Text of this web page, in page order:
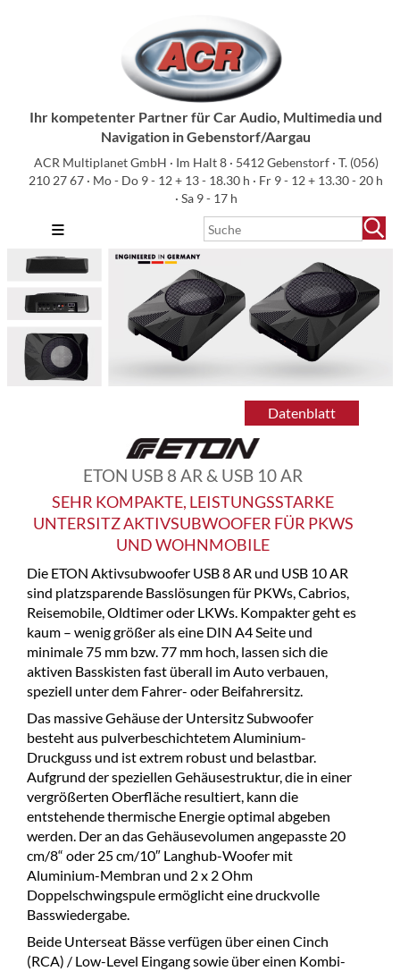
Ihr kompetenter Partner für Car Audio, Multimedia und
Navigation in Gebenstorf/Aargau
ACR Multiplanet GmbH · Im Halt 8 · 5412 Gebenstorf · T. (056)
210 27 67 · Mo - Do 9 - 12 + 13 - 18.30 h · Fr 9 - 12 + 13.30 - 20 h
· Sa 9 - 17 h
≡
ETON USB 8 AR & USB 10 AR
Datenblatt
SEHR KOMPAKTE, LEISTUNGSSTARKE
UNTERSITZ AKTIVSUBWOOFER FÜR PKWS
UND WOHNMOBILE
Die ETON Aktivsubwoofer USB 8 AR und USB 10 AR
sind platzsparende Basslösungen für PKWs, Cabrios,
Reisemobile, Oldtimer oder LKWs. Kompakter geht es
kaum – wenig größer als eine DIN A4 Seite und
minimale 75 mm bzw. 77 mm hoch, lassen sich die
aktiven Basskisten fast überall im Auto verbauen,
speziell unter dem Fahrer- oder Beifahrersitz.
Das massive Gehäuse der Untersitz Subwoofer
besteht aus pulverbeschichtetem Aluminium-
Druckguss und ist extrem robust und belastbar.
Aufgrund der speziellen Gehäusestruktur, die in einer
vergrößerten Oberfläche resultiert, kann die
entstehende thermische Energie optimal abgeben
werden. Der an das Gehäusevolumen angepasste 20
cm/8“ oder 25 cm/10″ Langhub-Woofer mit
Aluminium-Membran und 2 x 2 Ohm
Doppelschwingspule ermöglicht eine druckvolle
Basswiedergabe.
Beide Unterseat Bässe verfügen über einen Cinch
(RCA) / Low-Level Eingang sowie über einen Kombi-